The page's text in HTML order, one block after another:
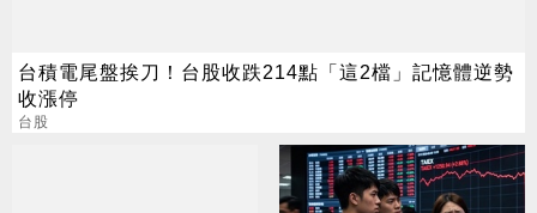
台積電尾盤挨刀！台股收跌214點「這2檔」記憶體逆勢
收漲停
台股